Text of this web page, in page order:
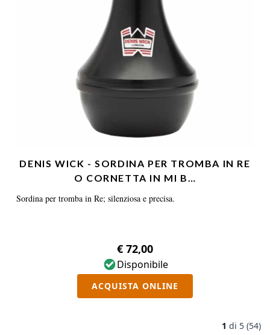
DENIS WICK - SORDINA PER TROMBA IN RE
O CORNETTA IN MI B…
Sordina per tromba in Re; silenziosa e precisa.
€ 72,00
Disponibile
ACQUISTA ONLINE
1 di 5 (54)